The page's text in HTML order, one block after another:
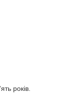
років.